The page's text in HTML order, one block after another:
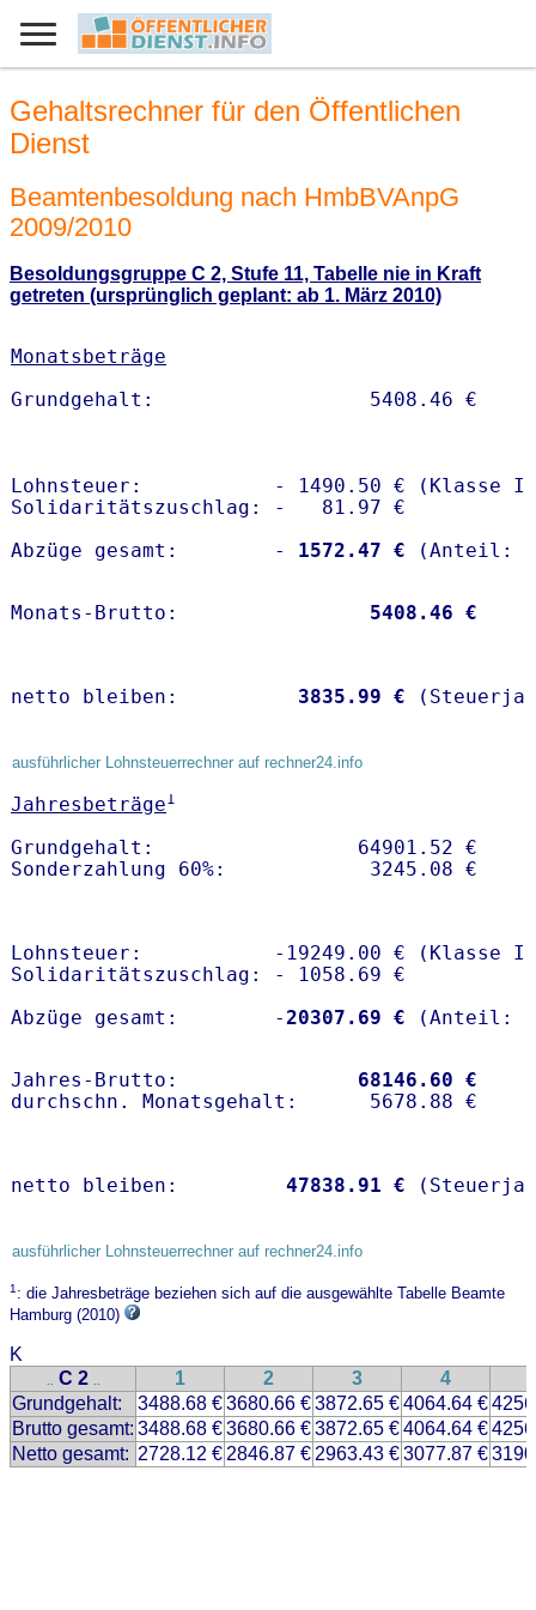
Gehaltsrechner für den Öffentlichen
Dienst
Beamtenbesoldung nach HmbBVAnpG
2009/2010
Besoldungsgruppe C 2, Stufe 11, Tabelle nie in Kraft
getreten (ursprünglich geplant: ab 1. März 2010)
Monatsbeträge
Lohnsteuer:           - 1490.50 € (Klasse I)
Solidaritätszuschlag: -   81.97 €
Abzüge gesamt:        -
1572.47 €
Monats-Brutto: 5408.46 €
netto bleiben: 3835.99 €
ausführlicher Lohnsteuerrechner auf rechner24.info
Jahresbeträge1
Grundgehalt:                 64901.52 €
Lohnsteuer:           -19249.00 € (Klasse I)
Solidaritätszuschlag: - 1058.69 €
Abzüge gesamt:        -20307.69 €
Jahres-Brutto: 68146.60 €
netto bleiben: 47838.91 €
ausführlicher Lohnsteuerrechner auf rechner24.info
1: die Jahresbeträge beziehen sich auf die ausgewählte Tabelle Beamte
Hamburg (2010)
K
.. C 2 .. 1 2 3 4
Grundgehalt:
3488.68 €3680.66 €3872.65 €4064.64 €
Brutto gesamt: 3488.68 €3680.66 €3872.65 €4064.64 €
Netto gesamt: 2728.12 € 2846.87 € 2963.43 €3077.87 €